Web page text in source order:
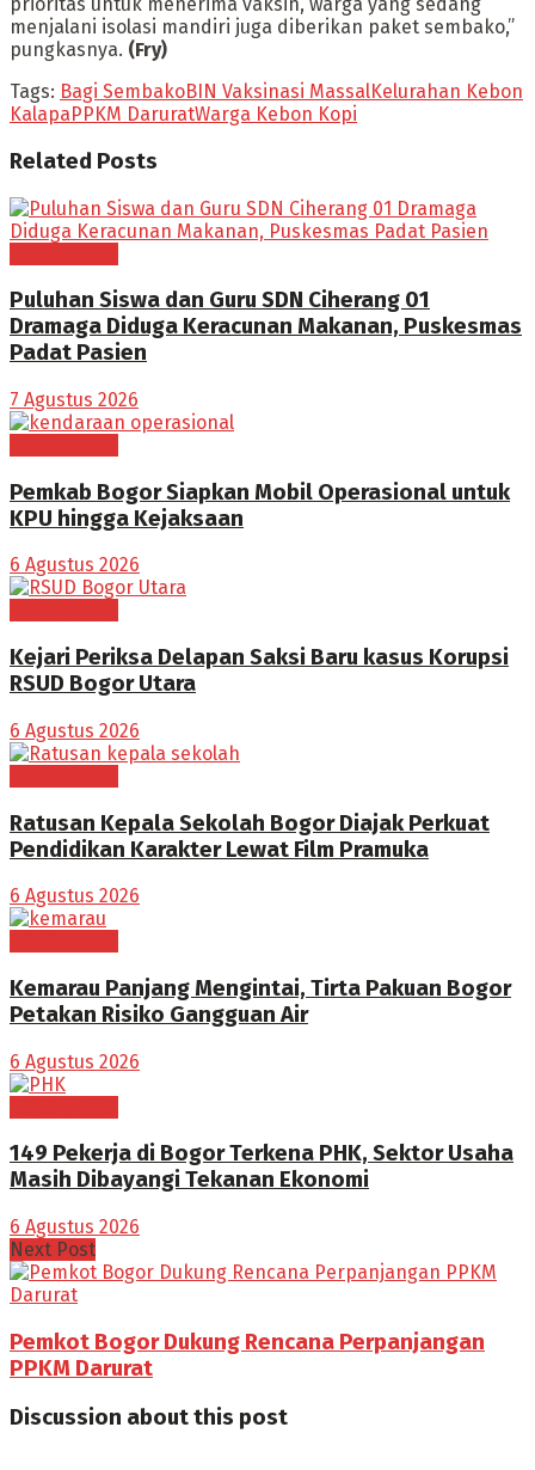
menjalani isolasi mandiri juga diberikan paket sembako,”
pungkasnya. (Fry)
Tags: Bagi SembakoBIN Vaksinasi MassalKelurahan Kebon
KalapaPPKM DaruratWarga Kebon Kopi
Related Posts
Puluhan Siswa dan Guru SDN Ciherang 01
Dramaga Diduga Keracunan Makanan, Puskesmas
Padat Pasien
7 Agustus 2026
Pemkab Bogor Siapkan Mobil Operasional untuk
KPU hingga Kejaksaan
6 Agustus 2026
Kejari Periksa Delapan Saksi Baru kasus Korupsi
RSUD Bogor Utara
6 Agustus 2026
Ratusan Kepala Sekolah Bogor Diajak Perkuat
Pendidikan Karakter Lewat Film Pramuka
6 Agustus 2026
Kemarau Panjang Mengintai, Tirta Pakuan Bogor
Petakan Risiko Gangguan Air
6 Agustus 2026
149 Pekerja di Bogor Terkena PHK, Sektor Usaha
Masih Dibayangi Tekanan Ekonomi
6 Agustus 2026
Next Post
Pemkot Bogor Dukung Rencana Perpanjangan
PPKM Darurat
Discussion about this post